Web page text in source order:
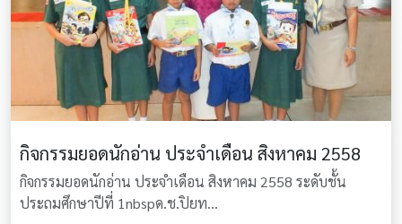
กิจกรรมยอดนักอ่าน ประจำเดือน สิงหาคม 2558
กิจกรรมยอดนักอ่าน ประจำเดือน สิงหาคม 2558 ระดับชั้น
ประถมศึกษาปีที่ 1nbspด.ช.ปิยท...